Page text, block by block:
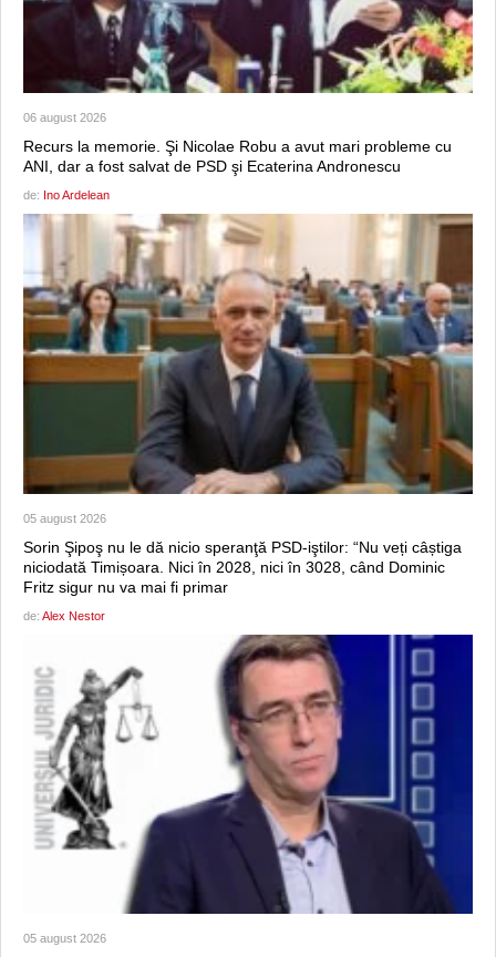
06 august 2026
Recurs la memorie. Şi Nicolae Robu a avut mari probleme cu
ANI, dar a fost salvat de PSD şi Ecaterina Andronescu
de: Ino Ardelean
05 august 2026
Sorin Şipoş nu le dă nicio speranţă PSD-iştilor: “Nu veți câștiga
niciodată Timișoara. Nici în 2028, nici în 3028, când Dominic
Fritz sigur nu va mai fi primar
de: Alex Nestor
05 august 2026